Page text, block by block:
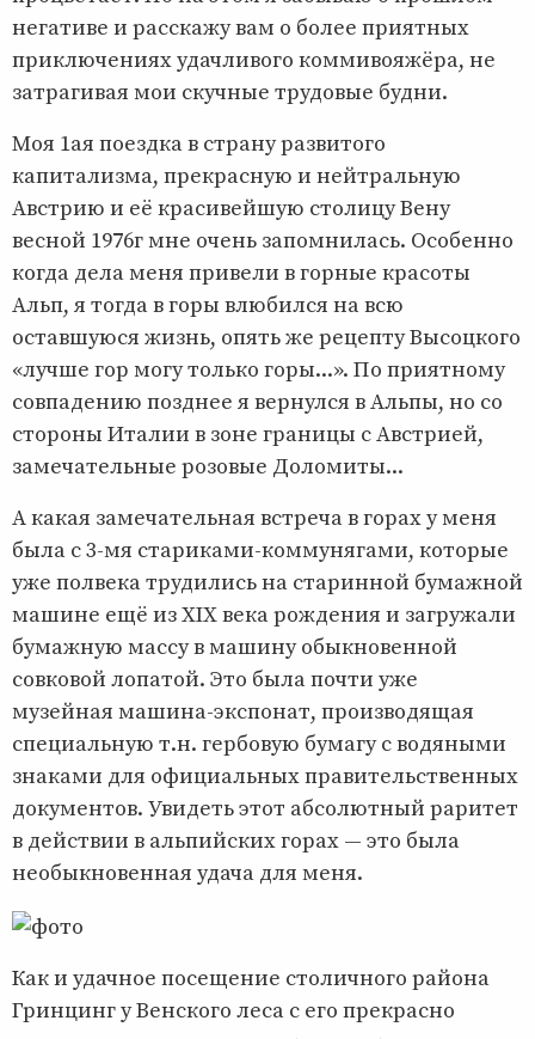
негативе и расскажу вам о более приятных
приключениях удачливого коммивояжёра, не
затрагивая мои скучные трудовые будни.
Моя 1ая поездка в страну развитого
капитализма, прекрасную и нейтральную
Австрию и её красивейшую столицу Вену
весной 1976г мне очень запомнилась. Особенно
когда дела меня привели в горные красоты
Альп, я тогда в горы влюбился на всю
оставшуюся жизнь, опять же рецепту Высоцкого
«лучше гор могу только горы...». По приятному
совпадению позднее я вернулся в Альпы, но со
стороны Италии в зоне границы с Австрией,
замечательные розовые Доломиты...
А какая замечательная встреча в горах у меня
была с 3-мя стариками-коммунягами, которые
уже полвека трудились на старинной бумажной
машине ещё из XIX века рождения и загружали
бумажную массу в машину обыкновенной
совковой лопатой. Это была почти уже
музейная машина-экспонат, производящая
специальную т.н. гербовую бумагу с водяными
знаками для официальных правительственных
документов. Увидеть этот абсолютный раритет
в действии в альпийских горах — это была
необыкновенная удача для меня.
Как и удачное посещение столичного района
Гринцинг у Венского леса с его прекрасно